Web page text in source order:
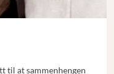
til at sammenhengen